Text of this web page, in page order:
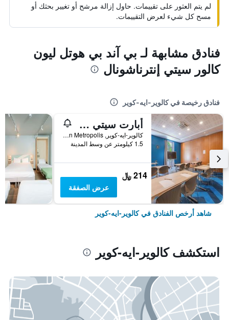
لم يتم العثور على تقييمات. حاول إزالة مرشح أو تغيير بحثك أو
مسح كل شيء لعرض التقييمات.
فنادق مشابهة لـ بي آند بي هوتل ليون
كالور سيتي إنترناشونال
فنادق رخيصة في كالوير-ايه-كوير
أبارت سيتي كونفورت ليون سيتي إنترناشيونال
كالوير-ايه-كوير, Lyon Metropolis, فرنسا
1.5 كيلومتر عن وسط المدينة
214 ﷼
عرض الصفقة
شاهد أرخص الفنادق في كالوير-ايه-كوير
استكشف كالوير-ايه-كوير